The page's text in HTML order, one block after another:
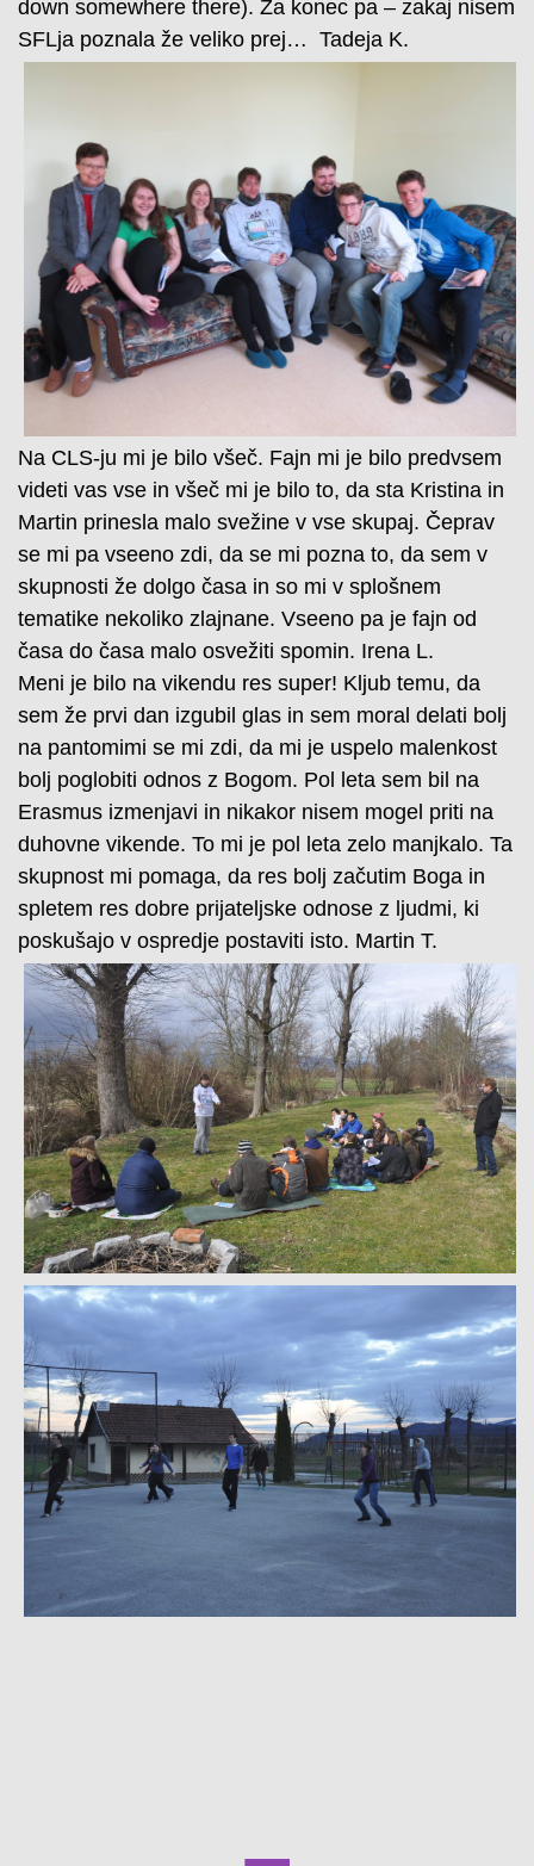
down somewhere there). Za konec pa – zakaj nisem
SFLja poznala že veliko prej… Tadeja K.
Na CLS-ju mi je bilo všeč. Fajn mi je bilo predvsem
videti vas vse in všeč mi je bilo to, da sta Kristina in
Martin prinesla malo svežine v vse skupaj. Čeprav
se mi pa vseeno zdi, da se mi pozna to, da sem v
skupnosti že dolgo časa in so mi v splošnem
tematike nekoliko zlajnane. Vseeno pa je fajn od
časa do časa malo osvežiti spomin. Irena L.
Meni je bilo na vikendu res super! Kljub temu, da
sem že prvi dan izgubil glas in sem moral delati bolj
na pantomimi se mi zdi, da mi je uspelo malenkost
bolj poglobiti odnos z Bogom. Pol leta sem bil na
Erasmus izmenjavi in nikakor nisem mogel priti na
duhovne vikende. To mi je pol leta zelo manjkalo. Ta
skupnost mi pomaga, da res bolj začutim Boga in
spletem res dobre prijateljske odnose z ljudmi, ki
poskušajo v ospredje postaviti isto. Martin T.